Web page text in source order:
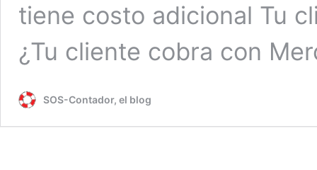
tiene costo adicional Tu
¿Tu cliente cobra con
SOS-Contador, el blog